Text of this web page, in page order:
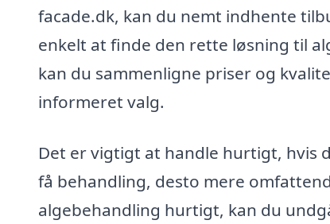
facade.dk, kan du nemt indhente
enkelt at finde den rette løsning til
kan du sammenligne priser og
informeret valg.
Det er vigtigt at handle hurtigt, hvis
få behandling, desto mere
algebehandling hurtigt, kan du